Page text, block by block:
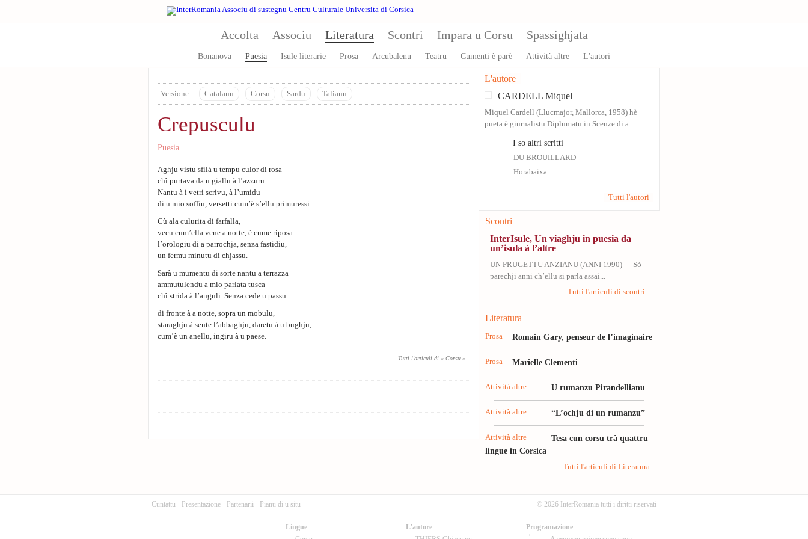
Accolta Associu Literatura
Bonanova Puesia Isule literarie Prosa Arcubalenu Teatru Cumenti è parè Attività altre L'autori
Scontri Impara u Corsu Spassighjata
Versione : Catalanu Corsu Sardu Talianu
Crepusculu
Puesia
Aghju vistu sfilà u tempu culor di rosa
chì purtava da u giallu à l’azzuru.
Nantu à i vetri scrivu, à l’umidu
di u mio soffiu, versetti cum’è s’ellu primuressi
Cù ala culurita di farfalla,
vecu cum’ella vene a notte, è cume riposa
l’orologiu di a parrochja, senza fastidiu,
un fermu minutu di chjassu.
Sarà u mumentu di sorte nantu a terrazza
ammutulendu a mio parlata tusca
chì strida à l’anguli. Senza cede u passu
di fronte à a notte, sopra un mobulu,
staraghju à sente l’abbaghju, daretu à u bughju,
cum’è un anellu, ingiru à u paese.
Tutti l'articuli di « Corsu »
L'autore
CARDELL Miquel
Miquel Cardell (Llucmajor, Mallorca, 1958) hè
pueta è giurnalistu.Diplumatu in Scenze di a...
I so altri scritti
DU BROUILLARD
Horabaixa
Tutti l'autori
Scontri
InterIsule, Un viaghju in puesia da
un’isula à l’altre
UN PRUGETTU ANZIANU (ANNI 1990) Sò
parechji anni ch’ellu si parla assai...
Tutti l'articuli di scontri
Literatura
Prosa Romain Gary, penseur de l’imaginaire
Prosa Marielle Clementi
Attività altre U rumanzu Pirandellianu
Attività altre “L’ochju di un rumanzu”
Attività altre
Tesa cun corsu trà quattru
lingue in Corsica
Tutti l'articuli di Literatura
Cuntattu - Presentazione - Partenarii - Pianu di u situ © 2026 InterRomania tutti i diritti riservati
Lingue
L'autore
Prugramazione